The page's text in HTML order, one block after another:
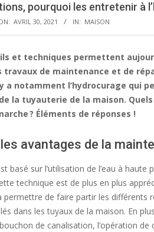
pourquoi les entretenir à
AVRIL 30, 2021 IN: MAISON
et techniques permettent
de maintenance et de
a notamment l’hydrocurage qui
la tuyauterie de la maison.
? Éléments de réponses !
avantages de la
basé sur l’utilisation de l’eau à
technique est de plus en plus
permettre de faire partir les
dans les tuyaux de la maison. En
de canalisation, l’opération de